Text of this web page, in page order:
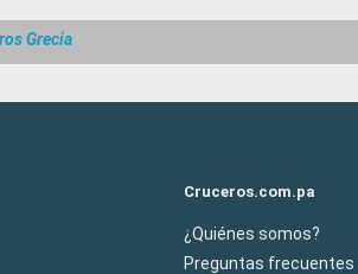
Grecia
Cruceros.com.pa
¿Quiénes somos?
Preguntas frecuentes